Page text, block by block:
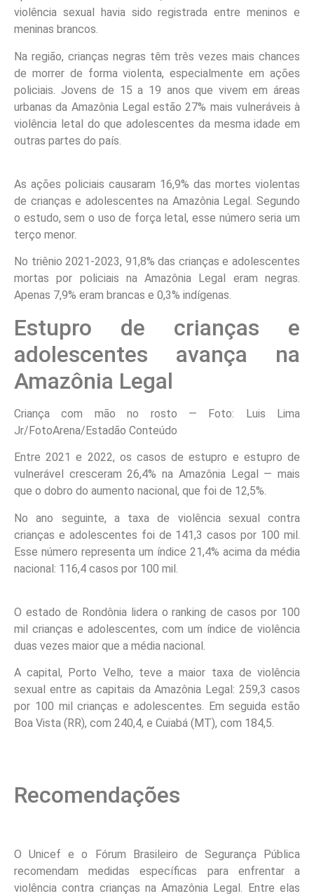
violência sexual havia sido registrada entre meninos e
meninas brancos.
Na região, crianças negras têm três vezes mais chances
de morrer de forma violenta, especialmente em ações
policiais. Jovens de 15 a 19 anos que vivem em áreas
urbanas da Amazônia Legal estão 27% mais vulneráveis à
violência letal do que adolescentes da mesma idade em
outras partes do país.
As ações policiais causaram 16,9% das mortes violentas
de crianças e adolescentes na Amazônia Legal. Segundo
o estudo, sem o uso de força letal, esse número seria um
terço menor.
No triênio 2021-2023, 91,8% das crianças e adolescentes
mortas por policiais na Amazônia Legal eram negras.
Apenas 7,9% eram brancas e 0,3% indígenas.
Estupro de crianças e
adolescentes avança na
Amazônia Legal
Criança com mão no rosto — Foto: Luis Lima
Jr/FotoArena/Estadão Conteúdo
Entre 2021 e 2022, os casos de estupro e estupro de
vulnerável cresceram 26,4% na Amazônia Legal — mais
que o dobro do aumento nacional, que foi de 12,5%.
No ano seguinte, a taxa de violência sexual contra
crianças e adolescentes foi de 141,3 casos por 100 mil.
Esse número representa um índice 21,4% acima da média
nacional: 116,4 casos por 100 mil.
O estado de Rondônia lidera o ranking de casos por 100
mil crianças e adolescentes, com um índice de violência
duas vezes maior que a média nacional.
A capital, Porto Velho, teve a maior taxa de violência
sexual entre as capitais da Amazônia Legal: 259,3 casos
por 100 mil crianças e adolescentes. Em seguida estão
Boa Vista (RR), com 240,4, e Cuiabá (MT), com 184,5.
Recomendações
O Unicef e o Fórum Brasileiro de Segurança Pública
recomendam medidas específicas para enfrentar a
violência contra crianças na Amazônia Legal. Entre elas